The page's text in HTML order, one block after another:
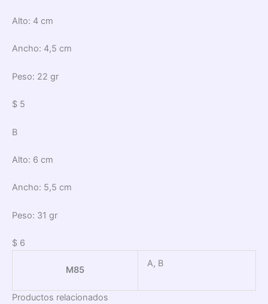
Alto: 4 cm
Ancho: 4,5 cm
Peso: 22 gr
$ 5
B
Alto: 6 cm
Ancho: 5,5 cm
Peso: 31 gr
$ 6
M85
A, B
Productos relacionados